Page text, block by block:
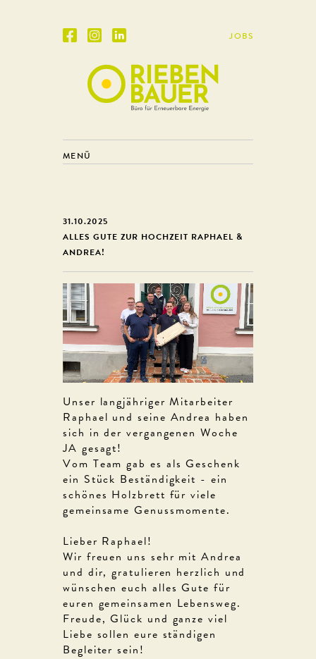
JOBS
MENÜ
31.10.2025
ALLES GUTE ZUR HOCHZEIT RAPHAEL &
ANDREA!
Unser langjähriger Mitarbeiter
Raphael und seine Andrea haben
sich in der vergangenen Woche
JA gesagt!
Vom Team gab es als Geschenk
ein Stück Beständigkeit - ein
schönes Holzbrett für viele
gemeinsame Genussmomente.
Lieber Raphael!
Wir freuen uns sehr mit Andrea
und dir, gratulieren herzlich und
wünschen euch alles Gute für
euren gemeinsamen Lebensweg.
Freude, Glück und ganze viel
Liebe sollen eure ständigen
Begleiter sein!